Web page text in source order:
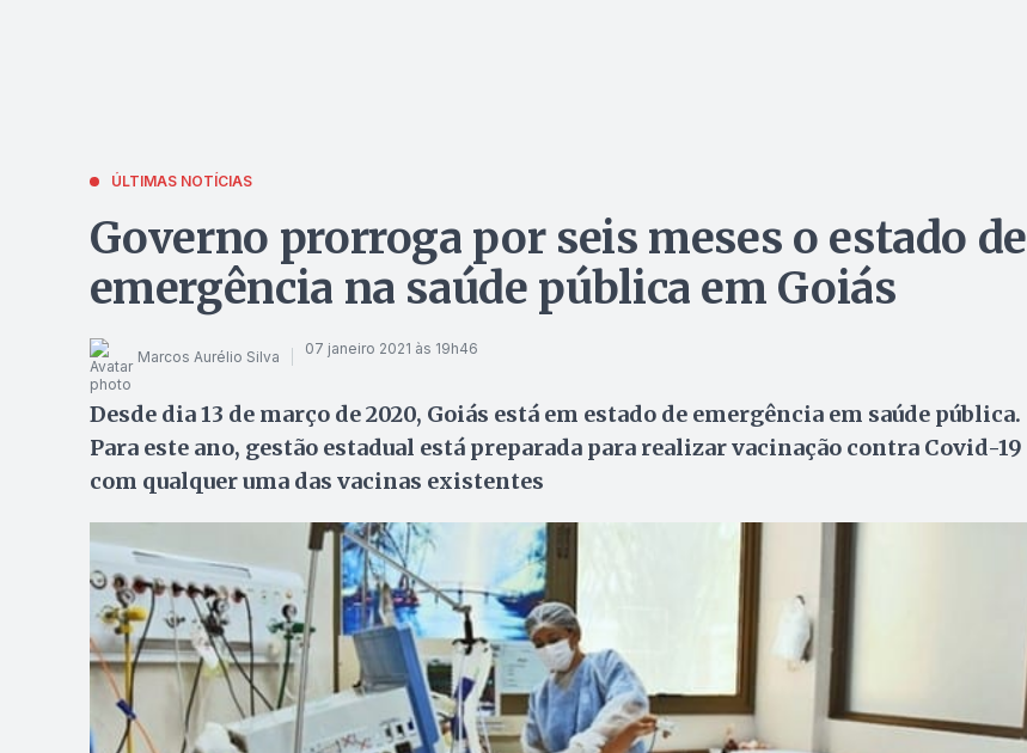
ÚLTIMAS NOTÍCIAS
Governo prorroga por seis meses o estado de
emergência na saúde pública em Goiás
Marcos Aurélio Silva 07 janeiro 2021 às 19h46
Desde dia 13 de março de 2020, Goiás está em estado de emergência em saúde pública.
Para este ano, gestão estadual está preparada para realizar vacinação contra Covid-19
com qualquer uma das vacinas existentes